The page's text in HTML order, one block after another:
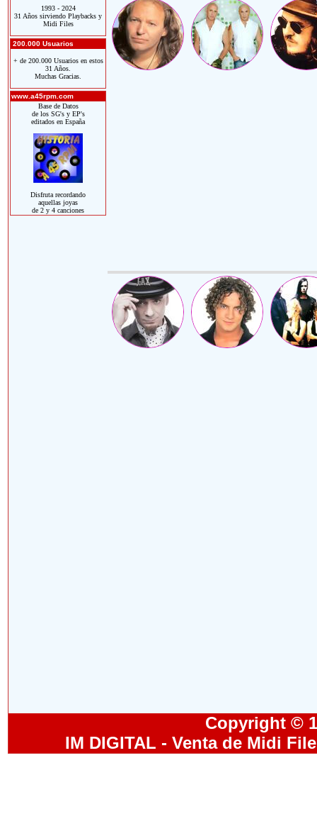
1993 - 2024
31 Años sirviendo Playbacks y
Midi Files
200.000 Usuarios
+ de 200.000 Usuarios en estos
31 Años.
Muchas Gracias.
www.a45rpm.com
Base de Datos
de los SG's y EP's
editados en España
Disfruta recordando
aquellas joyas
de 2 y 4 canciones
Copyright ©
IM DIGITAL - Venta de Midi